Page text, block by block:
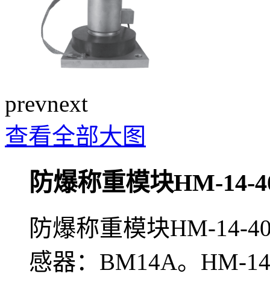
prevnext
查看全部大图
防爆称重模块HM-14-
防爆称重模块HM-14-
感器：BM14A。HM-